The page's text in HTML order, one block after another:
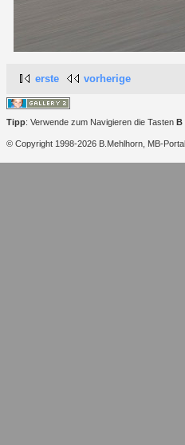
erste vorherige
Tipp: Verwende zum Navigieren die Tasten B
© Copyright 1998-2026 B.Mehlhorn, MB-